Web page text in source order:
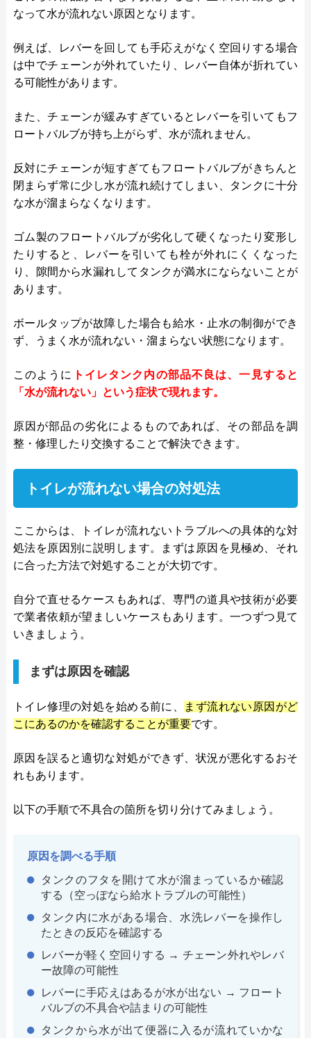
なって水が流れない原因となります。
例えば、レバーを回しても手応えがなく空回りする場合
は中でチェーンが外れていたり、レバー自体が折れてい
る可能性があります。
また、チェーンが緩みすぎているとレバーを引いてもフ
ロートバルブが持ち上がらず、水が流れません。
反対にチェーンが短すぎてもフロートバルブがきちんと
閉まらず常に少し水が流れ続けてしまい、タンクに十分
な水が溜まらなくなります。
ゴム製のフロートバルブが劣化して硬くなったり変形し
たりすると、レバーを引いても栓が外れにくくなった
り、隙間から水漏れしてタンクが満水にならないことが
あります。
ボールタップが故障した場合も給水・止水の制御ができ
ず、うまく水が流れない・溜まらない状態になります。
このように
トイレタンク内の部品不良は、一見すると
「水が流れない」という症状で現れます。
原因が部品の劣化によるものであれば、その部品を調
整・修理したり交換することで解決できます。
トイレが流れない場合の対処法
ここからは、トイレが流れないトラブルへの具体的な対
処法を原因別に説明します。まずは原因を見極め、それ
に合った方法で対処することが大切です。
自分で直せるケースもあれば、専門の道具や技術が必要
で業者依頼が望ましいケースもあります。一つずつ見て
いきましょう。
まずは原因を確認
トイレ修理の対処を始める前に、
まず流れない原因がど
こにあるのかを確認することが重要です。
原因を誤ると適切な対処ができず、状況が悪化するおそ
れもあります。
以下の手順で不具合の箇所を切り分けてみましょう。
原因を調べる手順
タンクのフタを開けて水が溜まっているか確認
する（空っぽなら給水トラブルの可能性）
タンク内に水がある場合、水洗レバーを操作し
たときの反応を確認する
レバーが軽く空回りする → チェーン外れやレバ
ー故障の可能性
レバーに手応えはあるが水が出ない → フロート
バルブの不具合や詰まりの可能性
タンクから水が出て便器に入るが流れていかな